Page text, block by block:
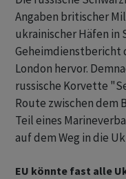
Angaben britischer
ukrainischer Häfen in
Geheimdienstbericht
London hervor.
russische Korvette
Route zwischen dem
Teil eines
auf dem Weg in die
EU könnte fast alle